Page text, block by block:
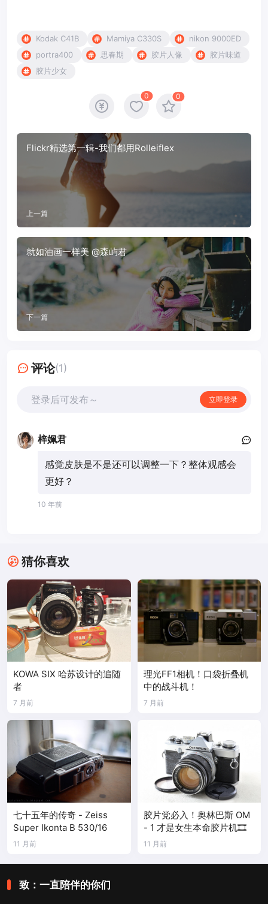
Kodak C41B Mamiya C330S
nikon 9000ED
portra400
思春期 胶片人像
胶片味道
胶片少女
0 0
Flickr精选第一辑-我们都用Rolleiflex
上一篇
就如油画一样美 @森屿君
下一篇
评论(1)
登录后可发布～ 立即登录
梓姵君
感觉皮肤是不是还可以调整一下？整体观感会
更好？
10 年前
猜你喜欢
KOWA SIX 哈苏设计的追随
者
7 月前
理光FF1相机！口袋折叠机
中的战斗机！
7 月前
七十五年的传奇 - Zeiss
Super Ikonta B 530/16
11 月前
胶片党必入！奥林巴斯 OM
- 1 才是女生本命胶片机🎞️
11 月前
致：一直陪伴的你们